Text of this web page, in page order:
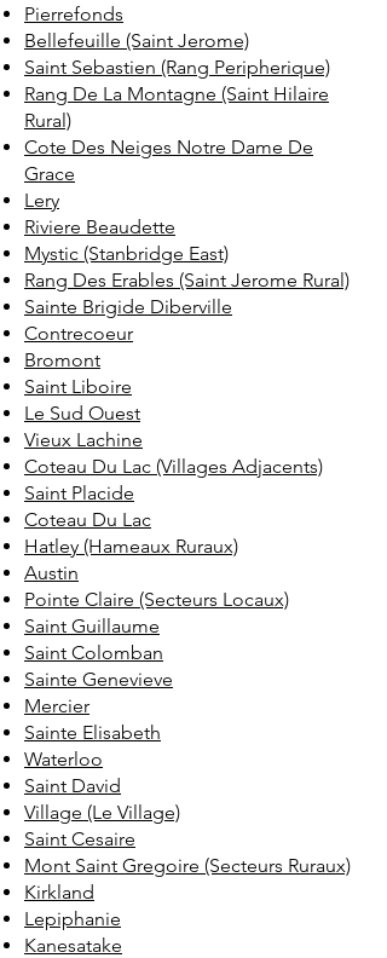
Pierrefonds
Bellefeuille (Saint Jerome)
Saint Sebastien (Rang Peripherique)
Rang De La Montagne (Saint Hilaire
Rural)
Cote Des Neiges Notre Dame De
Grace
Lery
Riviere Beaudette
Mystic (Stanbridge East)
Rang Des Erables (Saint Jerome Rural)
Sainte Brigide Diberville
Contrecoeur
Bromont
Saint Liboire
Le Sud Ouest
Vieux Lachine
Coteau Du Lac (Villages Adjacents)
Saint Placide
Coteau Du Lac
Hatley (Hameaux Ruraux)
Austin
Pointe Claire (Secteurs Locaux)
Saint Guillaume
Saint Colomban
Sainte Genevieve
Mercier
Sainte Elisabeth
Waterloo
Saint David
Village (Le Village)
Saint Cesaire
Mont Saint Gregoire (Secteurs Ruraux)
Kirkland
Lepiphanie
Kanesatake